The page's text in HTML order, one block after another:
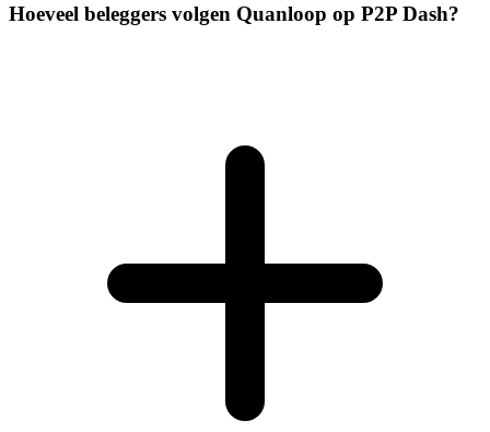
Hoeveel beleggers volgen Quanloop op P2P Dash?